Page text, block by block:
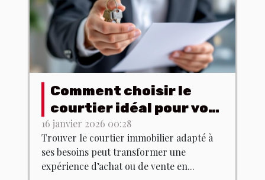
Comment choisir le
courtier idéal pour vos
besoins immobiliers ?
16 janvier 2026 00:28
Trouver le courtier immobilier adapté à
ses besoins peut transformer une
expérience d’achat ou de vente en...